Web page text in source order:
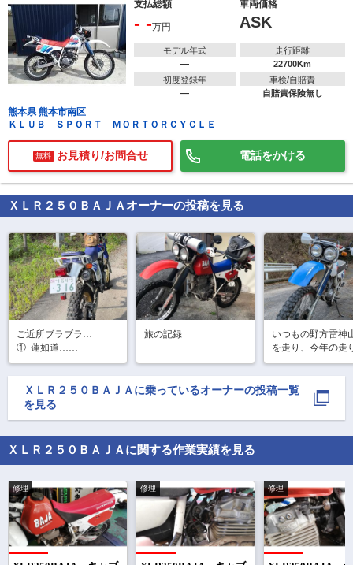
支払総額 車両価格
- -万円 ASK
モデル年式
―
走行距離
22700Km
初度登録年
―
車検/自賠責
自賠責保険無し
熊本県 熊本市南区
ＫＬＵＢ ＳＰＯＲＴ ＭＯＲＴＯＲＣＹＣＬＥ
無料 お見積り/お問合せ 電話をかける
ＸＬＲ２５０ＢＡＪＡ オーナーの投稿を見る
ご近所ブラブラ…
①  蓮如道…
②  旧北陸道…
へぇ〜⁈こんな道あった
んやぁ…
短距離やけどね…
旅の記録
いつもの野方雷神
を走り、今年の走
め。往復60km弱の
グダートを満喫で
今年はクマの出没
いので、ピーピー
ＸＬＲ２５０ＢＡＪＡ に乗っているオーナーの投稿一覧
を見る
ＸＬＲ２５０ＢＡＪＡに関する作業実績を見る
修理 修理 修理
で相場をチェック！
車種選択するだけ、かんたん相場検索